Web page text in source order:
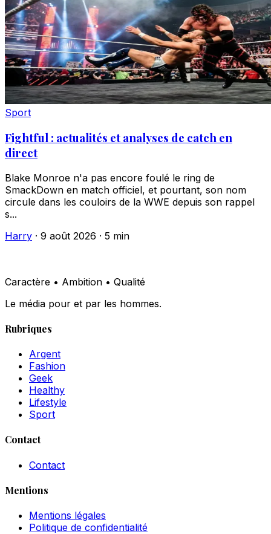
Sport
Fightful : actualités et analyses de catch en
direct
Blake Monroe n'a pas encore foulé le ring de
SmackDown en match officiel, et pourtant, son nom
circule dans les couloirs de la WWE depuis son rappel
s...
Harry · 9 août 2026 · 5 min
Caractère • Ambition • Qualité
Le média pour et par les hommes.
Rubriques
Argent
Fashion
Geek
Healthy
Lifestyle
Sport
Contact
Contact
Mentions
Mentions légales
Politique de confidentialité